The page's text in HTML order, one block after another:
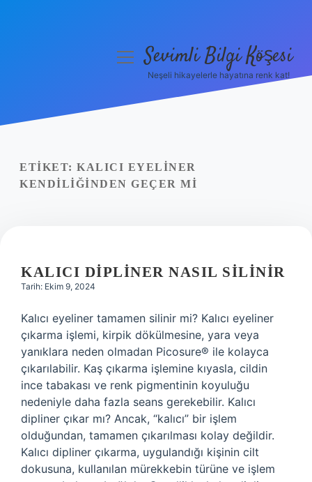
Yasal Uyarı
menüyüSevimli Bilgi Köşesi
Neşeli hikayelerle hayatına renk kat!
ETIKET: KALICI EYELINER
KENDILIĞINDEN GEÇER MI
KALICI DIPLINER NASIL SILINIR
Tarih: Ekim 9, 2024
Kalıcı eyeliner tamamen silinir mi? Kalıcı eyeliner
çıkarma işlemi, kirpik dökülmesine, yara veya
yanıklara neden olmadan Picosure®️ ile kolayca
çıkarılabilir. Kaş çıkarma işlemine kıyasla, cildin
ince tabakası ve renk pigmentinin koyuluğu
nedeniyle daha fazla seans gerekebilir. Kalıcı
dipliner çıkar mı? Ancak, “kalıcı” bir işlem
olduğundan, tamamen çıkarılması kolay değildir.
Kalıcı dipliner çıkarma, uygulandığı kişinin cilt
dokusuna, kullanılan mürekkebin türüne ve işlem